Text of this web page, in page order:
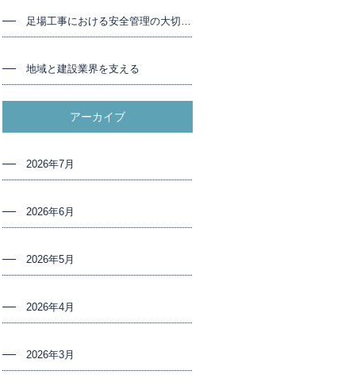
地域と建設業界を支える
アーカイブ
2026年7月
2026年6月
2026年5月
2026年4月
2026年3月